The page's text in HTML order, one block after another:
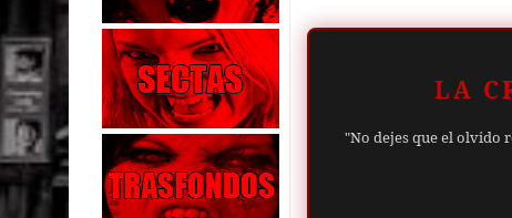
LA
"No dejes que el olvido